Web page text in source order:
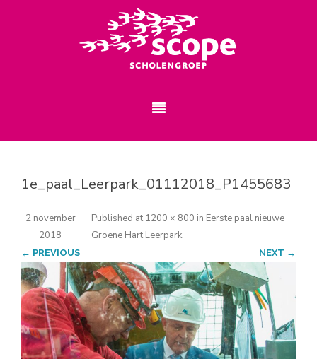
1e_paal_Leerpark_01112018_P1455683
Published
2 november
2018
at 1200 × 800 in Eerste paal nieuwe
Groene Hart Leerpark.
← PREVIOUS NEXT →